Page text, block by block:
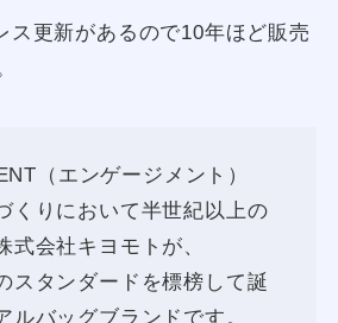
ス更新があるので10年ほど販売
（エンゲージメント）
くりにおいて半世紀以上の
式会社キヨモトが、
スタンダードを標榜して誕
ルバッグブランドです。